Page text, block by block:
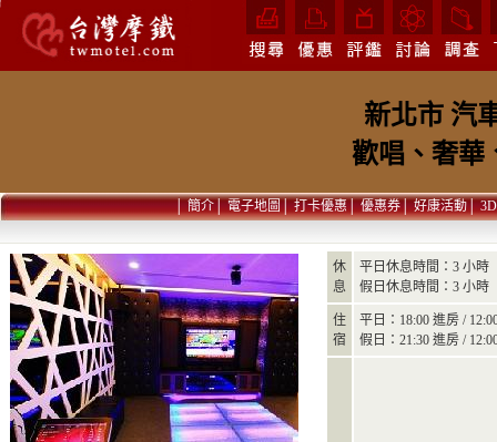
新北市 汽
歡唱、奢華
│簡介│電子地圖│打卡優惠│優惠券│好康活動│
休
息
平日休息時間：3 小時
假日休息時間：3 小時
住
宿
平日：18:00 進房 /
假日：21:30 進房 /